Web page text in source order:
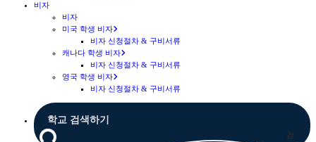
비자
비자
미국 학생 비자
비자 신청절차 & 구비서류
캐나다 학생 비자
비자 신청절차 & 구비서류
영국 학생 비자
비자 신청절차 & 구비서류
검